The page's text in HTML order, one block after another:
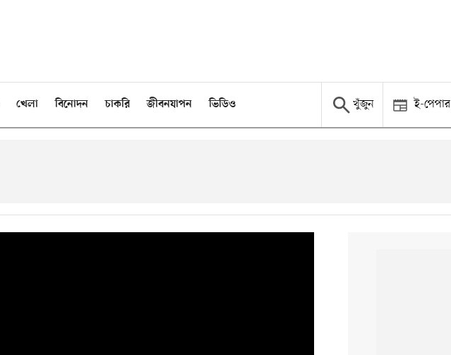
খেলা বিনোদন চাকরি জীবনযাপন ভিডিও খুঁজুন ই-পেপার